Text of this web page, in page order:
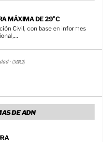
MÁXIMA DE 29°C
Civil, con base en informes
- (MR2)
DE ADN